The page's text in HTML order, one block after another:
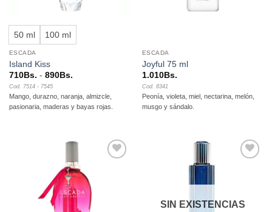
50 ml 100 ml
ESCADA
Island Kiss
710Bs. - 890Bs.
desde
710Bs.
Cod. 7514 - 7545
Mango, durazno, naranja, almizcle,
pasionaria, maderas y bayas rojas.
ESCADA
Joyful 75 ml
1.010Bs.
Cod. 8341
Peonía, violeta, miel, nectarina, melón,
musgo y sándalo.
SIN EXISTENCIAS